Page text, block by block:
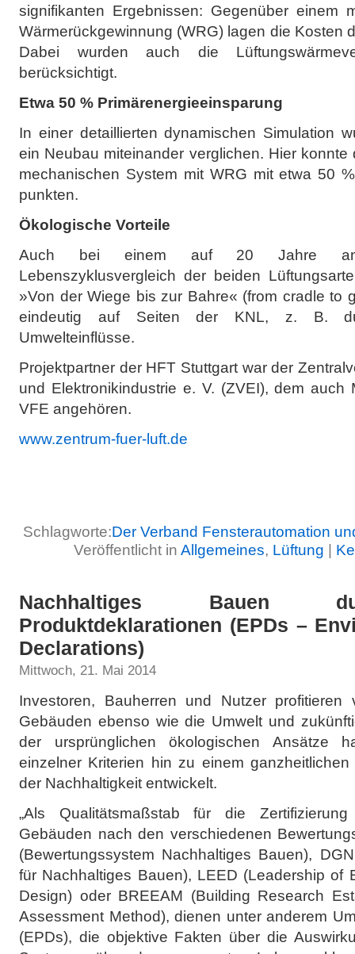
signifikanten Ergebnissen: Gegenüber einem
Wärmerückgewinnung (WRG) lagen die Kosten
Dabei wurden auch die
berücksichtigt.
Etwa 50 % Primärenergieeinsparung
In einer detaillierten dynamischen Simulation
ein Neubau miteinander verglichen. Hier
mechanischen System mit WRG mit etwa 50
punkten.
Ökologische Vorteile
Auch bei einem auf 20 Jahre
Lebenszyklusvergleich der beiden
»Von der Wiege bis zur Bahre« (from cradle to
eindeutig auf Seiten der KNL, z. B.
Umwelteinflüsse.
Projektpartner der HFT Stuttgart war der
und Elektronikindustrie e. V. (ZVEI), dem auch
VFE angehören.
www.zentrum-fuer-luft.de
Schlagworte:Der Verband Fensterautomation
Veröffentlicht in Allgemeines, Lüftung |
Nachhaltiges Bauen
Produktdeklarationen (EPDs –
Declarations)
Mittwoch, 21. Mai 2014
Investoren, Bauherren und Nutzer profitieren
Gebäuden ebenso wie die Umwelt und
der ursprünglichen ökologischen Ansätze
einzelner Kriterien hin zu einem
der Nachhaltigkeit entwickelt.
„Als Qualitätsmaßstab für die
Gebäuden nach den verschiedenen
(Bewertungssystem Nachhaltiges Bauen),
für Nachhaltiges Bauen), LEED (Leadership of
Design) oder BREEAM (Building Research
Assessment Method), dienen unter anderem
(EPDs), die objektive Fakten über die